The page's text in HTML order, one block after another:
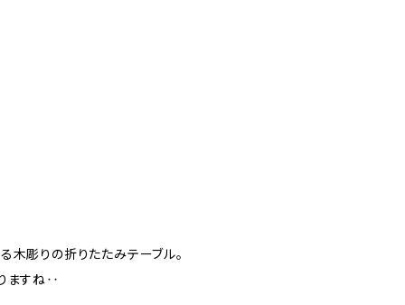
木彫りの折りたたみテーブル。
ますね‥